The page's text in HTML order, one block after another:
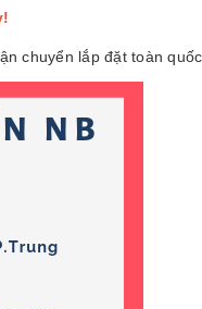
chuyển lắp đặt toàn